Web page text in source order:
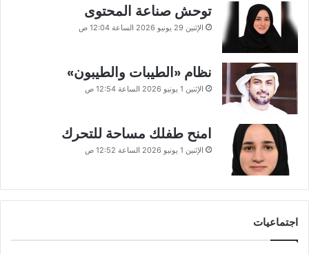
توحش صناعة المحتوى
الإثنين 29 يونيو 2026 الساعة 12:04 ص
نظام «الطيبات والطيبون»
الإثنين 1 يونيو 2026 الساعة 12:54 ص
امنح طفلك مساحة للتحرك
الإثنين 1 يونيو 2026 الساعة 12:52 ص
اجتماعيات